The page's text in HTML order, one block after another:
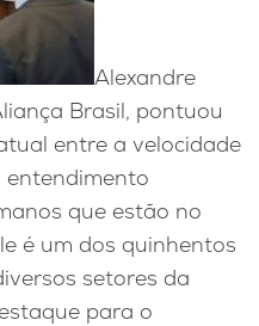
Alexandre
Brasil, pontuou
entre a velocidade
entendimento
que estão no
é um dos quinhentos
setores da
para o